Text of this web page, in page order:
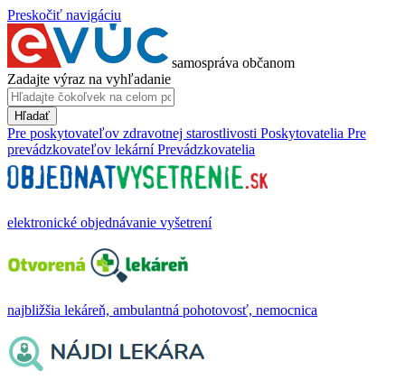
Preskočiť navigáciu
samospráva občanom
Zadajte výraz na vyhľadanie
Hľadať
Pre poskytovateľov zdravotnej starostlivosti Poskytovatelia Pre
prevádzkovateľov lekární Prevádzkovatelia
elektronické objednávanie vyšetrení
najbližšia lekáreň, ambulantná pohotovosť, nemocnica